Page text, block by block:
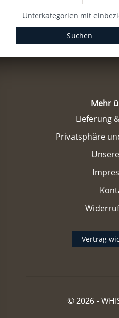
Unterkategorien mit
Suchen
Mehr
Lieferung
Privatsphäre
Vertrag
© 2026 -